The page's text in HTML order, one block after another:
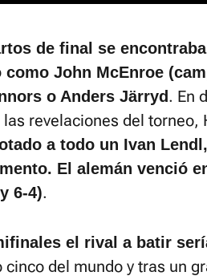
de final se
como John McEnroe
o Anders Järryd . En
revelaciones del torneo,
a todo un Ivan
El alemán venció
6-4).
el rival a batir
cinco del mundo y tras un